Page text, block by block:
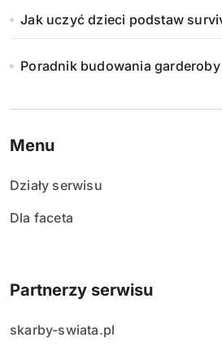
Jak uczyć dzieci podstaw
Poradnik budowania
Menu
Działy serwisu
Dla faceta
Partnerzy serwisu
skarby-swiata.pl